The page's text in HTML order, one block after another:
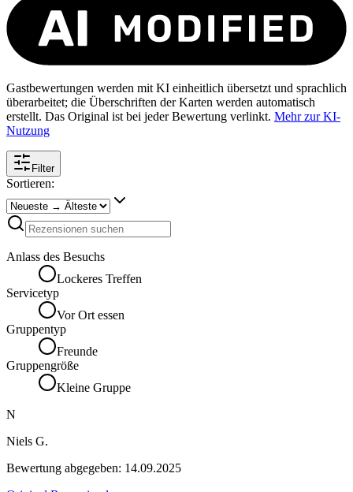
Gastbewertungen werden mit KI einheitlich übersetzt und sprachlich
überarbeitet; die Überschriften der Karten werden automatisch
erstellt. Das Original ist bei jeder Bewertung verlinkt. Mehr zur KI-
Nutzung
Filter
Sortieren:
Anlass des Besuchs
Lockeres Treffen
Servicetyp
Vor Ort essen
Gruppentyp
Freunde
Gruppengröße
Kleine Gruppe
N
Niels G.
Bewertung abgegeben: 14.09.2025